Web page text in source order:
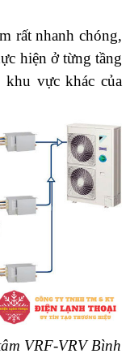
rất nhanh chóng,
hiện ở từng tầng
khu vực khác của
VRF-VRV Bình